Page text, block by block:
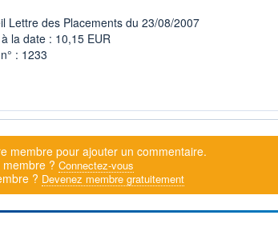
Lettre des Placements du 23/08/2007
la date : 10,15 EUR
: 1233
membre pour ajouter un commentaire.
? Connectez-vous
? Devenez membre gratuitement